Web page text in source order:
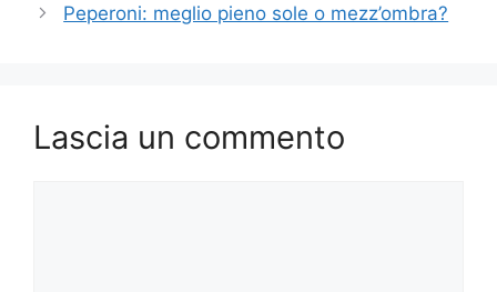
Peperoni: meglio pieno sole o mezz’ombra?
Lascia un commento